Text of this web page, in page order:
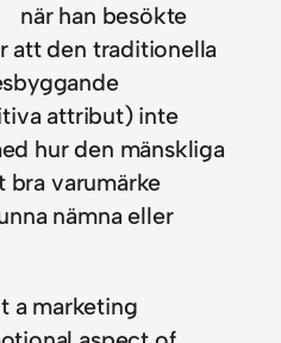
när han besökte
att den traditionella
attribut) inte
hur den mänskliga
bra varumärke
nämna eller
a marketing